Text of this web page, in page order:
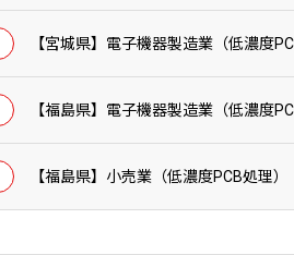
【宮城県】電子機器製造業（低濃度
【福島県】電子機器製造業（低濃度
【福島県】小売業（低濃度PCB処理）